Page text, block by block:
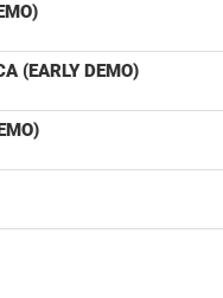
(EARLY DEMO)